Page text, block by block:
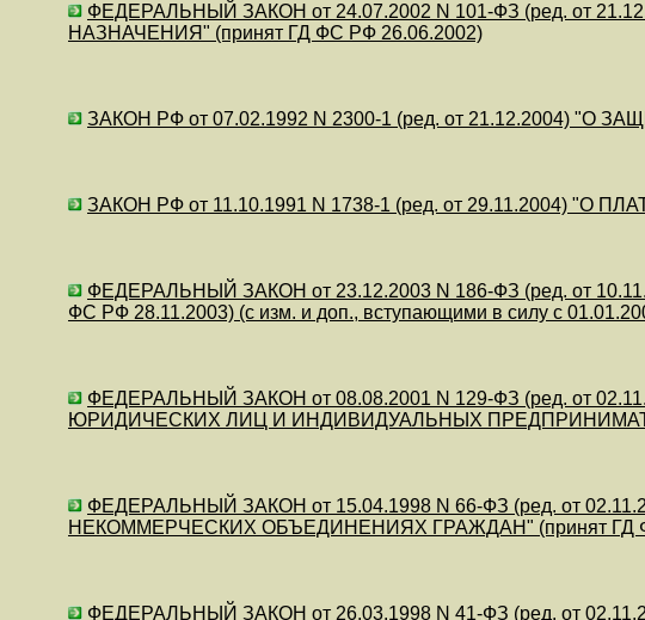
ФЕДЕРАЛЬНЫЙ ЗАКОН от 24.07.2002 N 101-ФЗ (ред. от
НАЗНАЧЕНИЯ" (принят ГД ФС РФ 26.06.2002)
ЗАКОН РФ от 07.02.1992 N 2300-1 (ред. от 21.12.2004) "О
ЗАКОН РФ от 11.10.1991 N 1738-1 (ред. от 29.11.2004) "О
ФЕДЕРАЛЬНЫЙ ЗАКОН от 23.12.2003 N 186-ФЗ (ред. от
ФС РФ 28.11.2003) (с изм. и доп., вступающими в силу с
ФЕДЕРАЛЬНЫЙ ЗАКОН от 08.08.2001 N 129-ФЗ (ред. от
ЮРИДИЧЕСКИХ ЛИЦ И ИНДИВИДУАЛЬНЫХ
ФЕДЕРАЛЬНЫЙ ЗАКОН от 15.04.1998 N 66-ФЗ (ред. от
НЕКОММЕРЧЕСКИХ ОБЪЕДИНЕНИЯХ ГРАЖДАН" (принят ГД
ФЕДЕРАЛЬНЫЙ ЗАКОН от 26.03.1998 N 41-ФЗ (ред. от